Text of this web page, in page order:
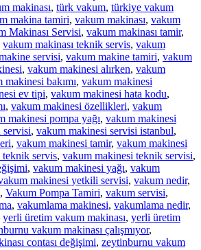
makinası, türk vakum, türkiye vakum
makina tamiri, vakum makinası, vakum
Makinası Servisi, vakum makinası tamir,
vakum makinası teknik servis, vakum
servisi, vakum makine tamiri, vakum
, vakum makinesi alırken, vakum
makinesi bakımı, vakum makinesi
ev tipi, vakum makinesi hata kodu,
, vakum makinesi özellikleri, vakum
makinesi pompa yağı, vakum makinesi
servisi, vakum makinesi servisi istanbul,
, vakum makinesi tamir, vakum makinesi
servis, vakum makinesi teknik servisi,
, vakum makinesi yağı, vakum
makinesi yetkili servisi, vakum nedir,
, Vakum Pompa Tamiri, vakum servisi,
, vakumlama makinesi, vakumlama nedir,
yerli üretim vakum makinası, yerli üretim
vakum makinası çalışmıyor,
contası değişimi, zeytinburnu vakum